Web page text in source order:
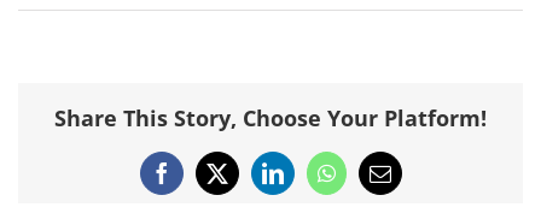
Share This Story, Choose Your Platform!
Facebook
X LinkedInWhatsApp
Email